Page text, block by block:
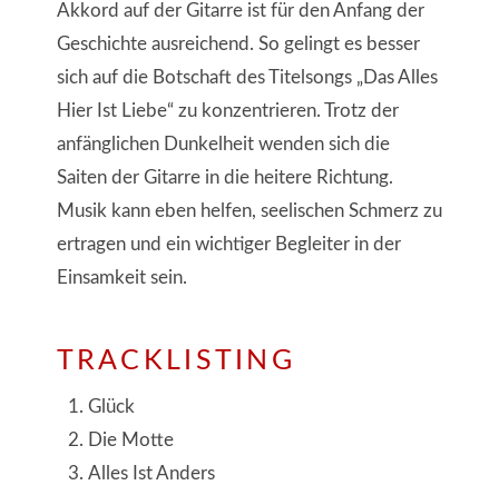
Akkord auf der Gitarre ist für den Anfang der
Geschichte ausreichend. So gelingt es besser
sich auf die Botschaft des Titelsongs „Das Alles
Hier Ist Liebe“ zu konzentrieren. Trotz der
anfänglichen Dunkelheit wenden sich die
Saiten der Gitarre in die heitere Richtung.
Musik kann eben helfen, seelischen Schmerz zu
ertragen und ein wichtiger Begleiter in der
Einsamkeit sein.
TRACKLISTING
Glück
Die Motte
Alles Ist Anders